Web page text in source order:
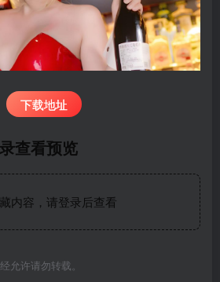
下载地址
查看预览
内容，请登录后查看
允许请勿转载。